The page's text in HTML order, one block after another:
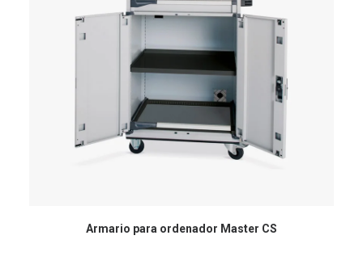
Armario para ordenador Master CS